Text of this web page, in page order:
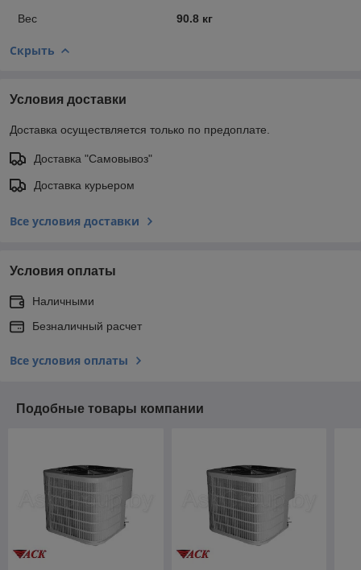
Вес 90.8 кг
Скрыть
Условия доставки
Доставка осуществляется только по предоплате.
Доставка "Самовывоз"
Доставка курьером
Все условия доставки
Условия оплаты
Наличными
Безналичный расчет
Все условия оплаты
Подобные товары компании